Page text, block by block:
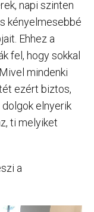
napi szinten
kényelmesebbé
Ehhez a
fel, hogy sokkal
mindenki
ezért biztos,
elnyerik
ti melyiket
a